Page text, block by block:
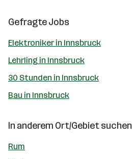
Gefragte Jobs
Elektroniker in Innsbruck
Lehrling in Innsbruck
30 Stunden in Innsbruck
Bau in Innsbruck
In anderem Ort/Gebiet suchen
Rum